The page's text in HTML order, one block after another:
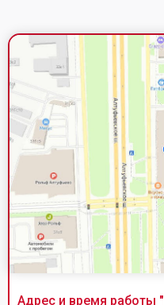
Адрес и время работы "